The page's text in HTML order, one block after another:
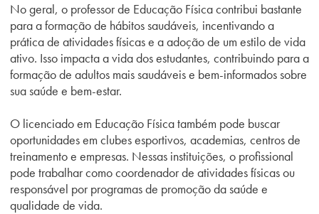
No geral, o professor de Educação Física contribui bastante
para a formação de hábitos saudáveis, incentivando a
prática de atividades físicas e a adoção de um estilo de vida
ativo. Isso impacta a vida dos estudantes, contribuindo para a
formação de adultos mais saudáveis e bem-informados sobre
sua saúde e bem-estar.
O licenciado em Educação Física também pode buscar
oportunidades em clubes esportivos, academias, centros de
treinamento e empresas. Nessas instituições, o profissional
pode trabalhar como coordenador de atividades físicas ou
responsável por programas de promoção da saúde e
qualidade de vida.